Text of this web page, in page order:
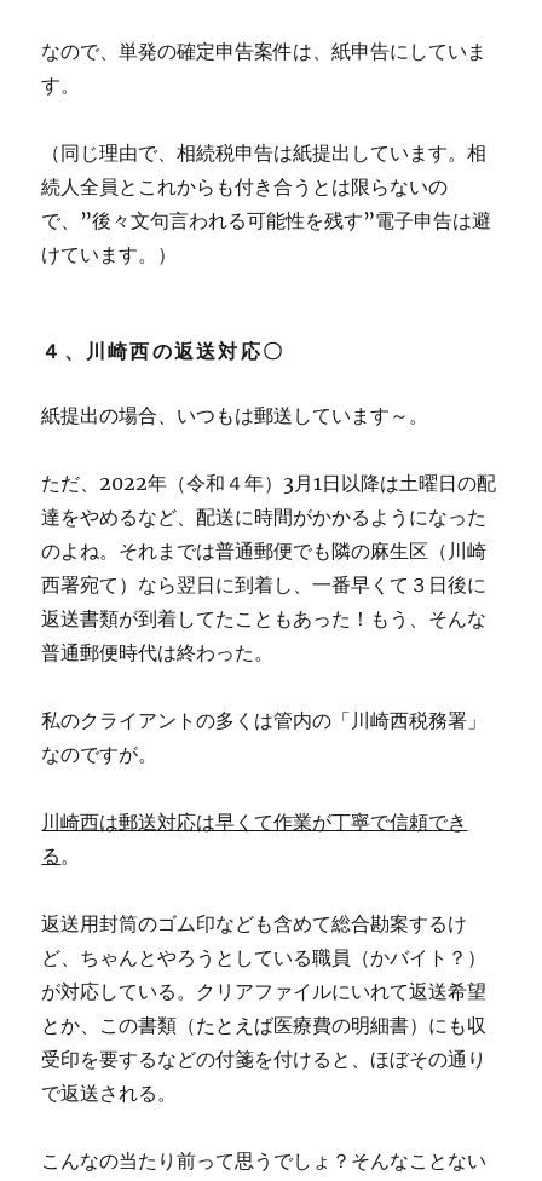
なので、単発の確定申告案件は、紙申告にしていま
す。
（同じ理由で、相続税申告は紙提出しています。相
続人全員とこれからも付き合うとは限らないの
で、”後々文句言われる可能性を残す”電子申告は避
けています。）
４、川崎西の返送対応〇
紙提出の場合、いつもは郵送しています～。
ただ、2022年（令和４年）3月1日以降は土曜日の配
達をやめるなど、配送に時間がかかるようになった
のよね。それまでは普通郵便でも隣の麻生区（川崎
西署宛て）なら翌日に到着し、一番早くて３日後に
返送書類が到着してたこともあった！もう、そんな
普通郵便時代は終わった。
私のクライアントの多くは管内の「川崎西税務署」
なのですが。
川崎西は郵送対応は早くて作業が丁寧で信頼でき
る。
返送用封筒のゴム印なども含めて総合勘案するけ
ど、ちゃんとやろうとしている職員（かバイト？）
が対応している。クリアファイルにいれて返送希望
とか、この書類（たとえば医療費の明細書）にも収
受印を要するなどの付箋を付けると、ほぼその通り
で返送される。
こんなの当たり前って思うでしょ？そんなことない